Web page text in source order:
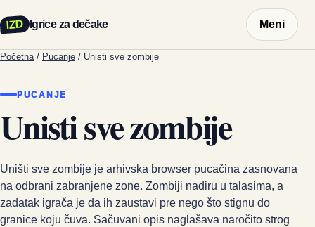
IZD Igrice za dečake Meni
Početna / Pucanje / Unisti sve zombije
PUCANJE
Unisti sve zombije
Uništi sve zombije je arhivska browser pucačina zasnovana
na odbrani zabranjene zone. Zombiji nadiru u talasima, a
zadatak igrača je da ih zaustavi pre nego što stignu do
granice koju čuva. Sačuvani opis naglašava naročito strog